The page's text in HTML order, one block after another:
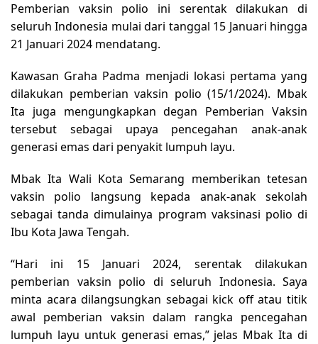
Pemberian vaksin polio ini serentak dilakukan di
seluruh Indonesia mulai dari tanggal 15 Januari hingga
21 Januari 2024 mendatang.
Kawasan Graha Padma menjadi lokasi pertama yang
dilakukan pemberian vaksin polio (15/1/2024). Mbak
Ita juga mengungkapkan degan Pemberian Vaksin
tersebut sebagai upaya pencegahan anak-anak
generasi emas dari penyakit lumpuh layu.
Mbak Ita Wali Kota Semarang memberikan tetesan
vaksin polio langsung kepada anak-anak sekolah
sebagai tanda dimulainya program vaksinasi polio di
Ibu Kota Jawa Tengah.
“Hari ini 15 Januari 2024, serentak dilakukan
pemberian vaksin polio di seluruh Indonesia. Saya
minta acara dilangsungkan sebagai kick off atau titik
awal pemberian vaksin dalam rangka pencegahan
lumpuh layu untuk generasi emas,” jelas Mbak Ita di